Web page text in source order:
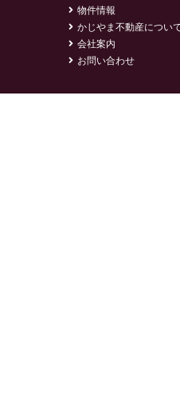
物件情報
かじやま不動産につい
会社案内
お問い合わせ